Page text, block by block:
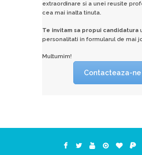
extraordinare si a unei reusite
cea mai inalta tinuta.
Te invitam sa propui candidatura
personalitati in formularul de mai
Multumim!
Contacteaza-ne